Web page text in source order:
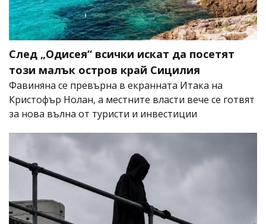
След „Одисея“ всички искат да посетят
този малък остров край Сицилия
Фавиняна се превърна в екранната Итака на
Кристофър Нолан, а местните власти вече се готвят
за нова вълна от туристи и инвестиции